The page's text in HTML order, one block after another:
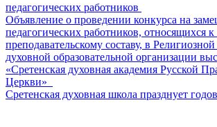
педагогических работников
Объявление о проведении конкурса на
педагогических работников, относящихся
преподавательскому составу, в
духовной образовательной организации
«Сретенская духовная академия Русской
Церкви»
Сретенская духовная школа празднует